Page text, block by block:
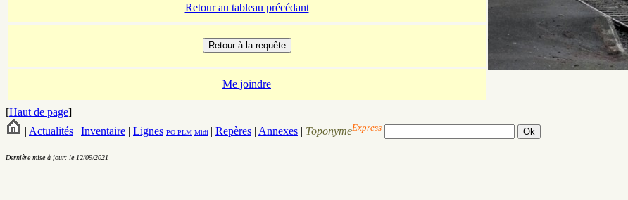
Retour au tableau précédant
Me joindre
[Haut de page]
| Actualités | Inventaire | Lignes PO PLM Midi | Repères | Annexes | ToponymeExpress
Dernière mise à jour: le 12/09/2021